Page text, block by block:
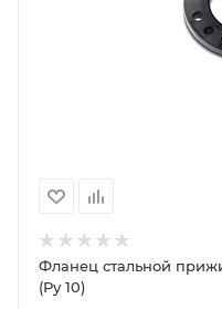
Фланец стальной
(Ру 10)